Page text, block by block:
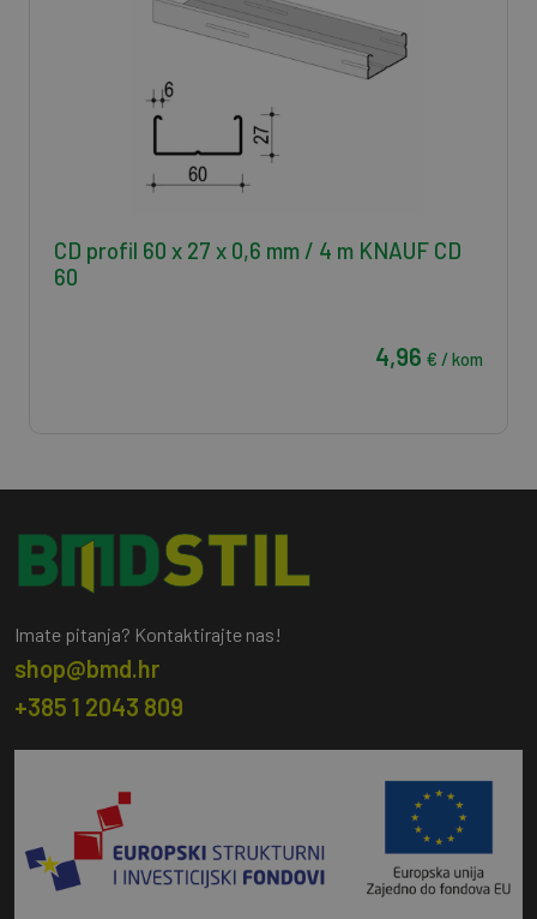
CD profil 60 x 27 x 0,6 mm / 4 m KNAUF CD
60
4,96 € / kom
Imate pitanja? Kontaktirajte nas!
shop@bmd.hr
+385 1 2043 809